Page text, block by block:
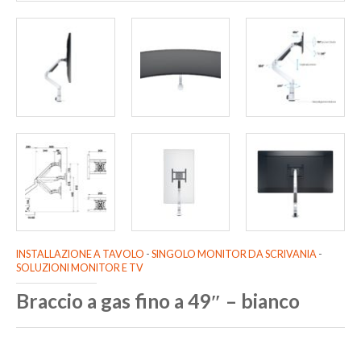
INSTALLAZIONE A TAVOLO - SINGOLO MONITOR DA SCRIVANIA -
SOLUZIONI MONITOR E TV
Braccio a gas fino a 49″ – bianco